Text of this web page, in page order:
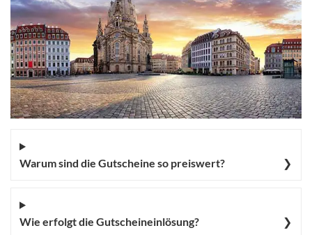
Warum sind die Gutscheine so preiswert? ❯
Wie erfolgt die Gutscheineinlösung? ❯